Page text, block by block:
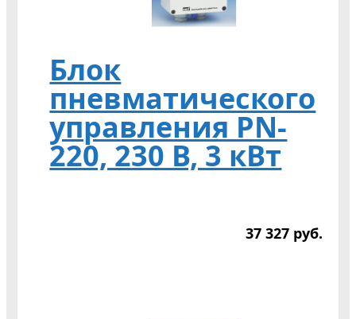
Блок
пневматического
управления PN-
220, 230 В, 3 кВт
37 327 руб.